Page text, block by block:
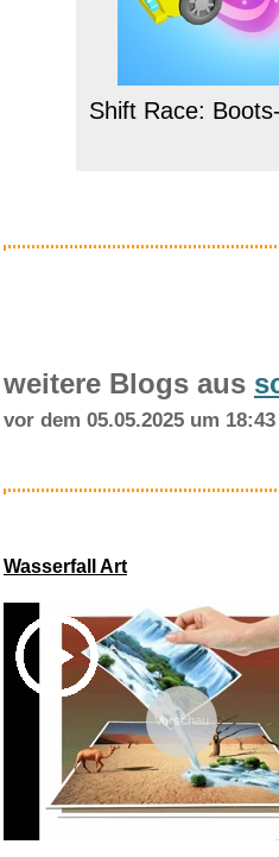
Shift Race:
weitere Blogs aus
vor dem 05.05.2025 um
Wasserfall Art
Vorschau